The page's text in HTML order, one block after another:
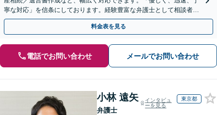
寧な対応」を信条にしております。経験豊富な弁護士として相談者様
のため全力を尽くします。お気軽にご相談ください。
料金表を見る
電話でお問い合わせ メールでお問い合わせ
小林 遠矢
弁護士
インタビュ
ーを見る
東京都